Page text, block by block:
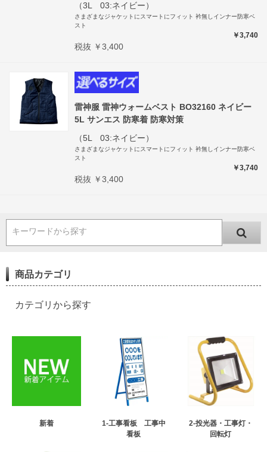
（3L 03:ネイビー）
さまざまなジャケットにスマートにフィット 衿無しインナー防寒ベ
スト
￥3,740
税抜 ￥3,400
雷神服 雷神ウォームベスト BO32160 ネイビー
5L サンエス 防寒着 防寒対策
（5L 03:ネイビー）
さまざまなジャケットにスマートにフィット 衿無しインナー防寒ベ
スト
￥3,740
税抜 ￥3,400
キーワードから探す
商品カテゴリ
カテゴリから探す
新着
1-工事看板 工事中
看板
2-投光器・工事灯・
回転灯